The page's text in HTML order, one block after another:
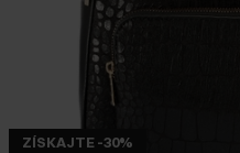
ZÍSKAJTE -30%